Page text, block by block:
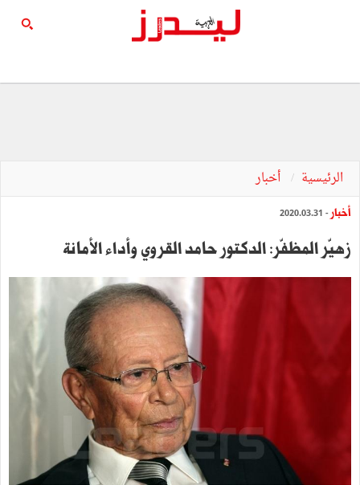
الرئيسية أخبار
أخبار - 2020.03.31
زهيّر المظفّر: الدكتور حامد القروي وأداء الأمانة